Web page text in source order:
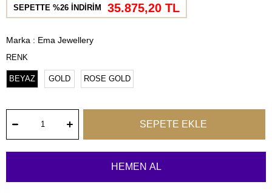
SEPETTE %26 İNDİRİM 35.875,20 TL
Marka : Ema Jewellery
RENK
BEYAZ GOLD ROSE GOLD